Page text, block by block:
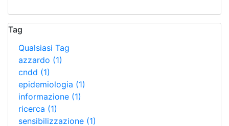
Tag
Qualsiasi Tag
azzardo (1)
cndd (1)
epidemiologia (1)
informazione (1)
ricerca (1)
sensibilizzazione (1)